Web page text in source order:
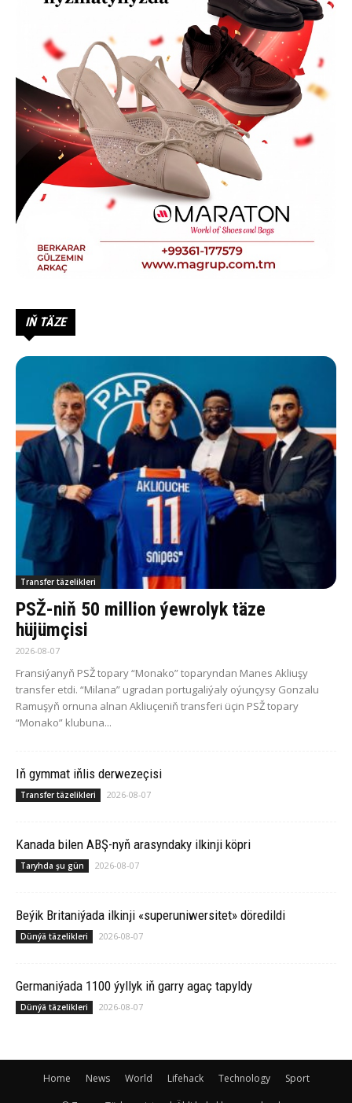
IŇ TÄZE
Transfer täzelikleri
PSŽ-niň 50 million ýewrolyk täze
hüjümçisi
2026-08-07
Fransiýanyň PSŽ topary “Monako” toparyndan Manes Akliuşy
transfer etdi. “Milana” ugradan portugaliýaly oýunçysy Gonzalu
Ramuşyň ornuna alnan Akliuçeniň transferi üçin PSŽ topary
“Monako” klubuna...
Iň gymmat iňlis derwezeçisi
Transfer täzelikleri 2026-08-07
Ka­na­da bilen ABŞ-nyň arasyndaky ilkinji köp­ri
Taryhda şu gün 2026-08-07
Beýik Britaniýada ilkinji «superuniwersitet» döredildi
Dünýä täzelikleri 2026-08-07
Germaniýada 1100 ýyllyk iň garry agaç tapyldy
Dünýä täzelikleri 2026-08-07
Home News World Lifehack Technology Sport